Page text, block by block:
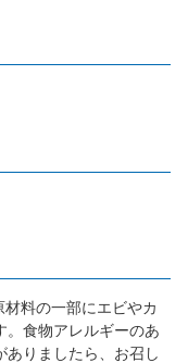
料の一部にエビやカ
。食物アレルギーのあ
ありましたら、お召し